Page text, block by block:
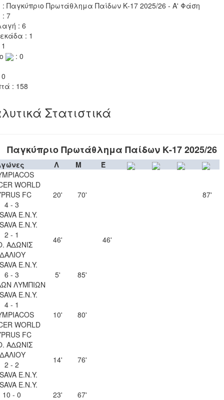
: Παγκύπριο Πρωτάθλημα Παίδων Κ-17 2025/26 - Α' Φάση
: 7
: 6
: 1
: 0
: 158
Στατιστικά
Παγκύπριο Πρωτάθλημα Παίδων Κ-17 2025/26
Λ Μ
Έ
WORLD
FC
4 - 3
Ε.Ν.Y.
20' 70' 87'
Ε.Ν.Y.
2 - 1
ΑΔΩΝΙΣ
46' 46'
Ε.Ν.Y.
6 - 3
ΛΥΜΠΙΩΝ
5'
85'
Ε.Ν.Y.
4 - 1
WORLD
FC
10' 80'
ΑΔΩΝΙΣ
2 - 2
Ε.Ν.Y.
14' 76'
Ε.Ν.Y.
10 - 0
23'
67'